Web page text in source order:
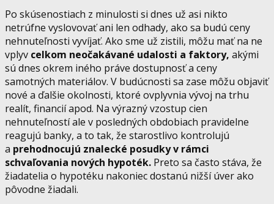
Po skúsenostiach z minulosti si dnes už asi nikto
netrúfne vyslovovať ani len odhady, ako sa budú ceny
nehnuteľnosti vyvíjať. Ako sme už zistili, môžu mať na ne
vplyv celkom neočakávané udalosti a faktory, akými
sú dnes okrem iného práve dostupnosť a ceny
samotných materiálov. V budúcnosti sa zase môžu objaviť
nové a ďalšie okolnosti, ktoré ovplyvnia vývoj na trhu
realít, financií apod. Na výrazný vzostup cien
nehnuteľností ale v posledných obdobiach pravidelne
reagujú banky, a to tak, že starostlivo kontrolujú
a prehodnocujú znalecké posudky v rámci
schvaľovania nových hypoték. Preto sa často stáva, že
žiadatelia o hypotéku nakoniec dostanú nižší úver ako
pôvodne žiadali.